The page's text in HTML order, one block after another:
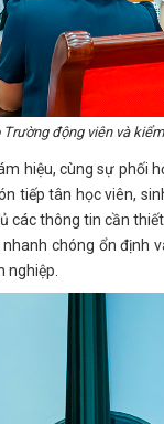
Trường động viên và
hiệu, cùng sự
tiếp tân học viên,
các thông tin cần
chóng ổn
nghiệp.